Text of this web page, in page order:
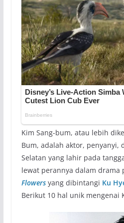
Kim Sang-bum, atau lebih
Bum, adalah aktor, penyanyi,
Selatan yang lahir pada
lewat perannya dalam drama
Flowersyang dibintangi Ku
Berikut 10 hal unik mengenai